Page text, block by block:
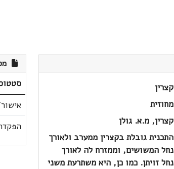
קצרין
מחוזית
קצרין, מ.א. גולן
התכנית גובלת בקצרין ממערב ולאורך
נחל המשושים, וממזרח לה לאורך
נחל זויתן. כמו כן, היא משתרעת משני